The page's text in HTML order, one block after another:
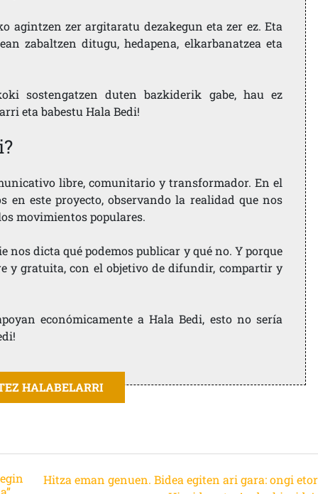
agintzen zer argitaratu dezakegun eta zer ez. Eta
zabaltzen ditugu, hedapena, elkarbanatzea eta
sostengatzen duten bazkiderik gabe, hau ez
eta babestu Hala Bedi!
libre, comunitario y transformador. En el
en este proyecto, observando la realidad que nos
movimientos populares.
dicta qué podemos publicar y qué no. Y porque
y gratuita, con el objetivo de difundir, compartir y
económicamente a Hala Bedi, esto no sería
HALABELARRI
Hitza eman genuen. Bidea egiten ari gara: ongi